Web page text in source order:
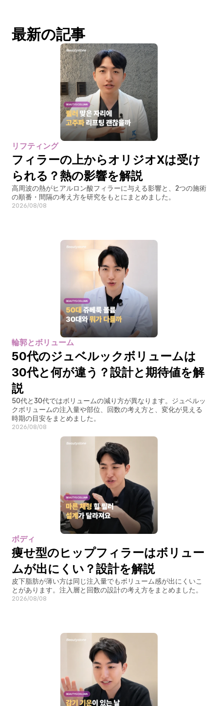
最新の記事
リフティング
フィラーの上からオリジオXは受け
られる？熱の影響を解説
高周波の熱がヒアルロン酸フィラーに与える影響と、2つの施術
の順番・間隔の考え方を研究をもとにまとめました。
2026/08/08
輪郭とボリューム
50代のジュベルックボリュームは
30代と何が違う？設計と期待値を解
説
50代と30代ではボリュームの減り方が異なります。ジュベルッ
クボリュームの注入量や部位、回数の考え方と、変化が見える
時期の目安をまとめました。
2026/08/08
ボディ
痩せ型のヒップフィラーはボリュー
ムが出にくい？設計を解説
皮下脂肪が薄い方は同じ注入量でもボリューム感が出にくいこ
とがあります。注入層と回数の設計の考え方をまとめました。
2026/08/08